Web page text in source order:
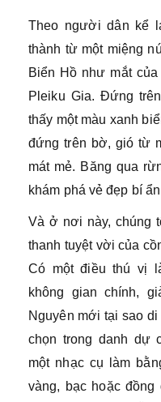
Theo người dân kể
thành từ một miệng
Biển Hồ như mắt
Pleiku Gia. Đứng
thấy một màu xanh
đứng trên bờ, gió từ
mát mẻ. Băng qua
khám phá vẻ đẹp bí
Và ở nơi này, chúng
thanh tuyệt vời của
Có một điều thú vị
không gian chính,
Nguyên mới tại sao
chọn trong danh dự
một nhạc cụ làm
vàng, bạc hoặc